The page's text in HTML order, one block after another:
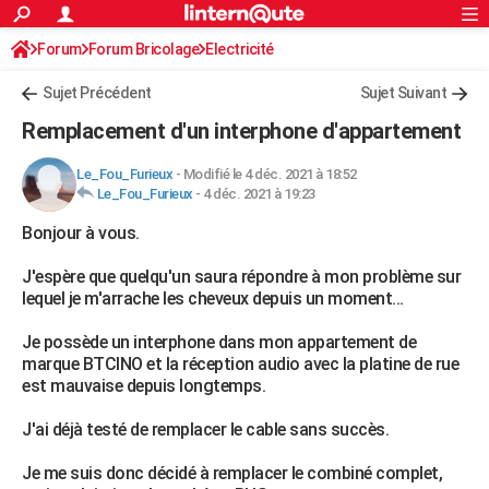
ACTUALITÉS
Politique
Société
Faits Divers
Education
Monde
Villes
+
FINANCE
Retraite
Impôts
Epargne
Immobilier
Risques naturels par ville
Banque
Assurance
Crédit
AUTO
Essais
Réserver un essai
Citadines
Berlines
SUV
Forum auto
+HIGH-TECH
Mobiles
Meilleur smartphone
Internet
Ordinateurs
Jeux vidéo
Guide high-tech
+BRICOLAGE
Forum
Aménagement intérieur
Extérieur
Cuisine
Salle de bains
Jardinage
Rangement
WEEK-END
Guides de France
Escapades
Patrimoine
Expositions
Musées
Week-end nature
LIFESTYLE
Art de vivre
Bien-être
Loisirs
ModeModes de vie
SANTE
Alimentation
Guide de la santé
Maladies
Médicaments
Sommeil
VOYAGE
S'inscrire
Connexion
Forum Forum Bricolage Electricité
Sujet Précédent Sujet Suivant
Remplacement d'un interphone d'appartement
Le_Fou_Furieux - Modifié le 4 déc. 2021 à 18:52
Le_Fou_Furieux - 4 déc. 2021 à 19:23
Bonjour à vous.
J'espère que quelqu'un saura répondre à mon problème sur
lequel je m'arrache les cheveux depuis un moment...
Je possède un interphone dans mon appartement de
marque BTCINO et la réception audio avec la platine de rue
est mauvaise depuis longtemps.
J'ai déjà testé de remplacer le cable sans succès.
Je me suis donc décidé à remplacer le combiné complet,